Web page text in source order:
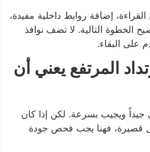
إضافة روابط داخلية مفيدة،
الخطوة التالية. لا تضف نوافذ
على البقاء.
المرتفع يعني أن
جيداً ويجيب بسرعة. لكن إذا كان
قصيرة، فهنا يجب فحص جودة